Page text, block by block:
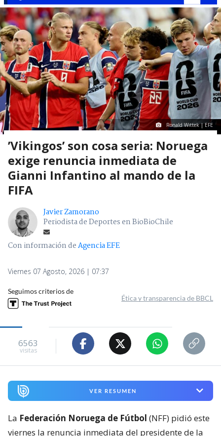
Ronald Wittek | EFE
’Vikingos’ son cosa seria: Noruega
exige renuncia inmediata de
Gianni Infantino al mando de la
FIFA
Javier Zamorano
Periodista de Deportes en BioBioChile
Con información deAgencia EFE
Viernes 07 Agosto, 2026 | 07:37
Seguimos criterios de
Ética y transparencia de BBCL
6563
visitas
VER RESUMEN
La Federación Noruega de Fútbol (NFF) pidió este
viernes la renuncia inmediata del presidente de la